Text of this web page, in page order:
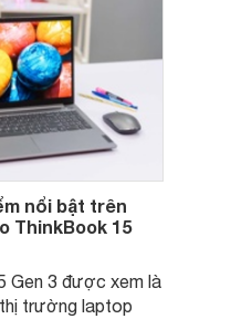
nổi bật trên
ThinkBook 15
Gen 3 được xem là
trường laptop